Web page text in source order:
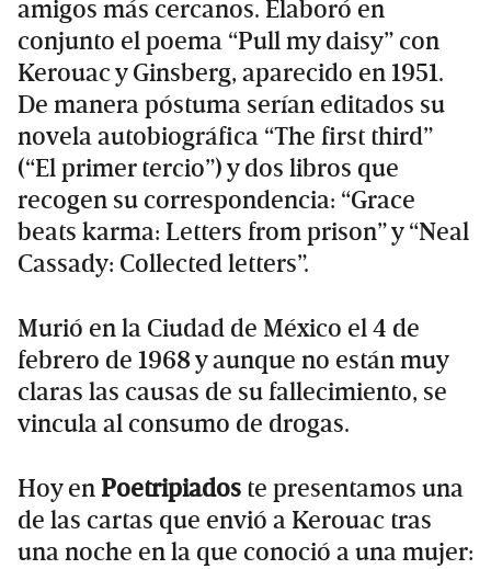
amigos más cercanos. Elaboró en
conjunto el poema “Pull my daisy” con
Kerouac y Ginsberg, aparecido en 1951.
De manera póstuma serían editados su
novela autobiográfica “The first third”
(“El primer tercio”) y dos libros que
recogen su correspondencia: “Grace
beats karma: Letters from prison” y “Neal
Cassady: Collected letters”.
Murió en la Ciudad de México el 4 de
febrero de 1968 y aunque no están muy
claras las causas de su fallecimiento, se
vincula al consumo de drogas.
Hoy en Poetripiados te presentamos una
de las cartas que envió a Kerouac tras
una noche en la que conoció a una mujer: